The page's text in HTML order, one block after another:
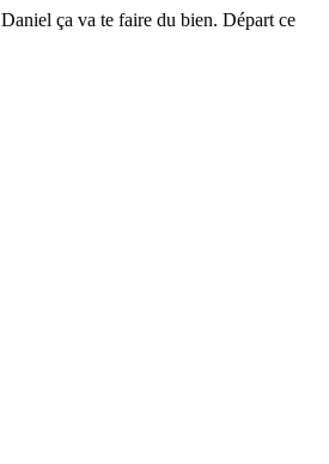
Daniel ça va te faire du bien. Départ ce